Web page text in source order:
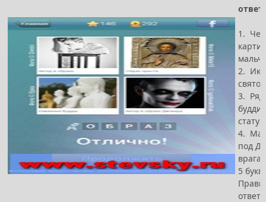
1.
2.
святой
3. Ряд
4.
под
врага
5 букв
ответ